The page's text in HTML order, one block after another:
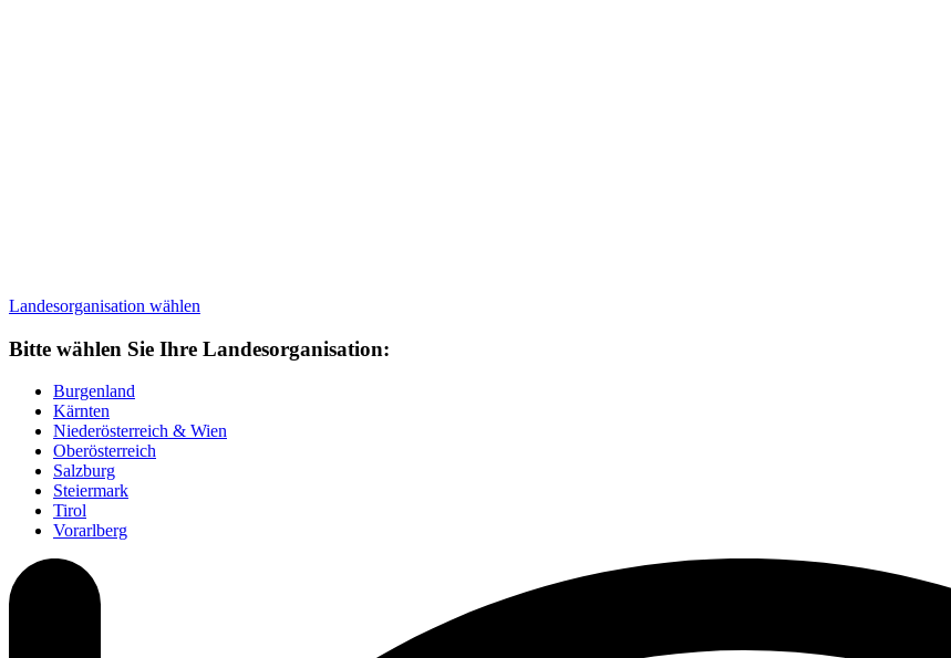
Landesorganisation wählen
Bitte wählen Sie Ihre Landesorganisation:
Burgenland
Kärnten
Niederösterreich & Wien
Oberösterreich
Salzburg
Steiermark
Tirol
Vorarlberg